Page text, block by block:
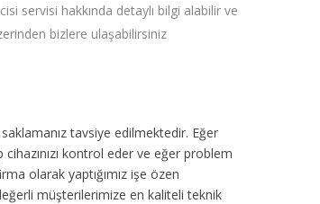
servisi hakkında detaylı bilgi alabilir ve
bizlere ulaşabilirsiniz
tavsiye edilmektedir. Eğer
kontrol eder ve eğer problem
olarak yaptığımız işe özen
müşterilerimize en kaliteli teknik